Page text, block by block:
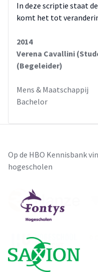
In deze scriptie staat
komt het tot
2014
Verena Cavallini
(Begeleider)
Mens & Maatschappij
Bachelor
Op de HBO Kennisbank
hogescholen